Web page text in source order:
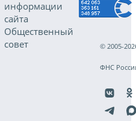
информации
сайта
Общественный
совет
© 2005-
ФНС